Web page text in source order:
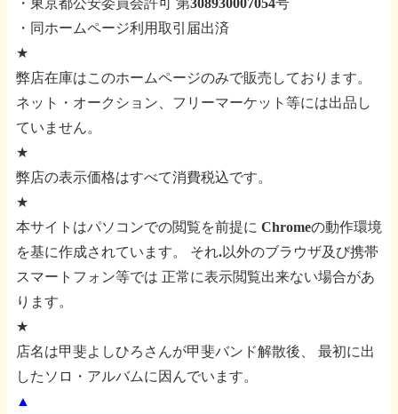
・東京都公安委員会許可 第308930007054号
・同ホームページ利用取引届出済
★
弊店在庫はこのホームページのみで販売しております。
ネット・オークション、フリーマーケット等には出品し
ていません。
★
弊店の表示価格はすべて消費税込です。
★
本サイトはパソコンでの閲覧を前提に Chromeの動作環境
を基に作成されています。
それ.以外のブラウザ及び携帯
スマートフォン等では 正常に表示閲覧出来ない場合があ
ります。
★
店名は甲斐よしひろさんが甲斐バンド解散後、
最初に出
したソロ・アルバムに因んでいます。
▲